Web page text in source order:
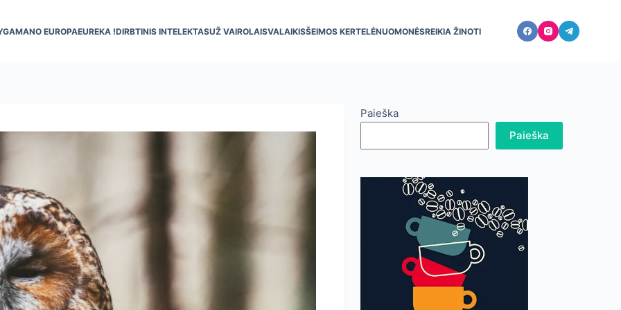
MANO EUROPAEUREKA !DIRBTINIS INTELEKTASUŽ VAIROLAISVALAIKISŠEIMOS KERTELĖNUOMONĖSREIKIA ŽINOTI
Paieška
Paieška